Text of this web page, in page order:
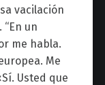
vacilación
“En un
me habla.
Me
Usted que